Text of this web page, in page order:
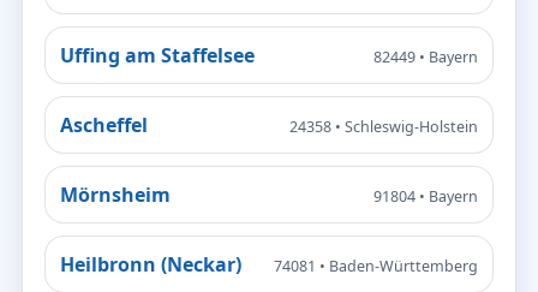
Uffing am Staffelsee 82449 • Bayern
Ascheffel 24358 • Schleswig-Holstein
Mörnsheim 91804 • Bayern
Heilbronn (Neckar) 74081 • Baden-Württemberg